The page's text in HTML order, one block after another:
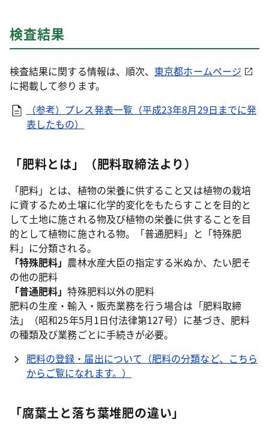
検査結果
検査結果に関する情報は、順次、 東京都ホームページ
に掲載して参ります。
（参考）プレス発表一覧（平成23年8月29日までに発
表したもの）
「肥料とは」（肥料取締法より）
「肥料」とは、植物の栄養に供すること又は植物の栽培
に資するため土壌に化学的変化をもたらすことを目的と
して土地に施される物及び植物の栄養に供することを目
的として植物に施される物。「普通肥料」と「特殊肥
料」に分類される。
「特殊肥料」 農林水産大臣の指定する米ぬか、たい肥そ
の他の肥料
「普通肥料」特殊肥料以外の肥料
肥料の生産・輸入・販売業務を行う場合は「肥料取締
法」（昭和25年5月1日付法律第127号）に基づき、肥料
の種類及び業務ごとに手続きが必要。
肥料の登録・届出について（肥料の分類など、こちら
からご覧になれます。）
「腐葉土と落ち葉堆肥の違い」